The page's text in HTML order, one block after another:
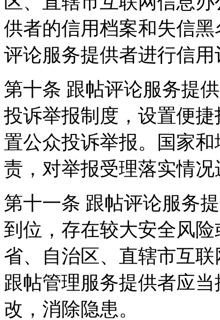
供者的信用档案和失信
评论服务提供者进行信用
第十条 跟帖评论服务提
投诉举报制度，设置便
置公众投诉举报。国家
责，对举报受理落实情
第十一条 跟帖评论服务
到位，存在较大安全风
省、自治区、直辖市互
跟帖管理服务提供者应
改，消除隐患。